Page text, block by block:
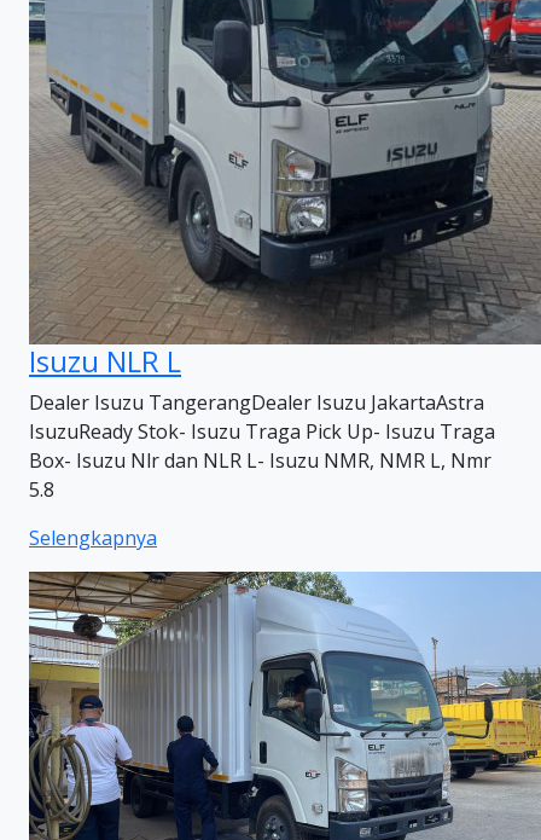
Isuzu NLR L
Dealer Isuzu TangerangDealer Isuzu JakartaAstra
IsuzuReady Stok- Isuzu Traga Pick Up- Isuzu Traga
Box- Isuzu Nlr dan NLR L- Isuzu NMR, NMR L, Nmr
5.8
Selengkapnya